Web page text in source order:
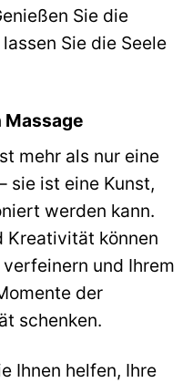
Sie die
Sie die Seele
Massage
mehr als nur eine
sie ist eine Kunst,
werden kann.
Kreativität können
und Ihrem
der
schenken.
Ihnen helfen, Ihre